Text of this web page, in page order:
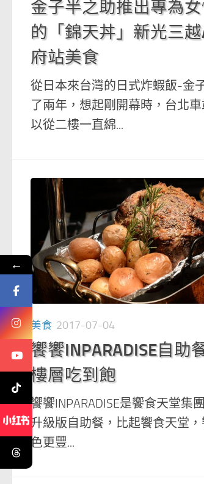
金子半之助推出專為
的「錦天丼」新光三
府站美食
從日本來台灣的日式炸蝦飯-金
了兩年，想起剛開幕時，台北
以從二樓一直綿...
美食 2017-07-04
饗饗INPARADISE自助
樓層吃到飽
饗饗INPARADISE是饗食天堂集
升級版自助餐，比起饗食天堂
色更豐...
←